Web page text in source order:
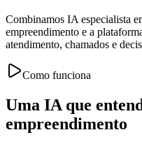
Combinamos IA especialista
empreendimento e a
atendimento, chamados e
Como funciona
Uma IA que
empreendimento